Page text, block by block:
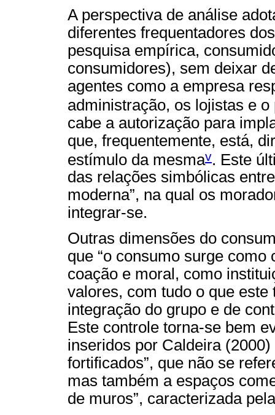
A perspectiva de análise
diferentes frequentadores
pesquisa empírica,
consumidores), sem deixar
agentes como a empresa
administração, os lojistas e
cabe a autorização para
que, frequentemente, está,
estímulo da mesmav. Este
das relações simbólicas
moderna”, na qual os
integrar-se.
Outras dimensões do
que “o consumo surge
coação e moral, como
valores, com tudo o que
integração do grupo e de
Este controle torna-se bem
inseridos por Caldeira
fortificados”, que não se
mas também a espaços
de muros”, caracterizada